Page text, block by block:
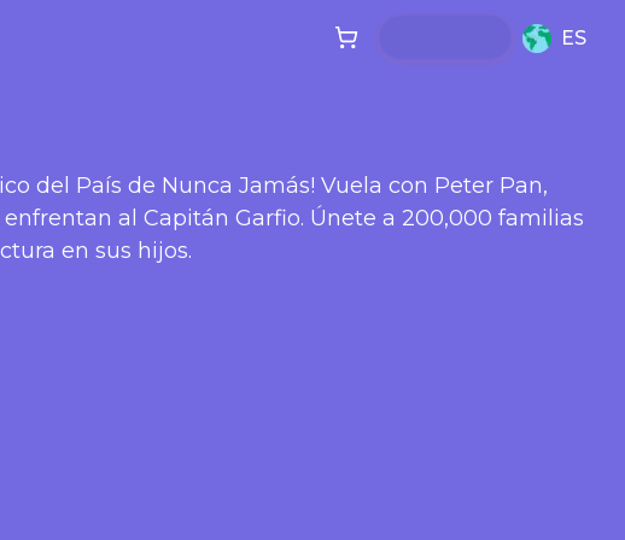
ES
del País de Nunca Jamás! Vuela con Peter Pan,
al Capitán Garfio. Únete a 200,000 familias
en sus hijos.